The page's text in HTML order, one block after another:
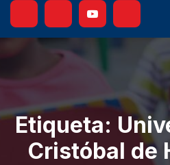
Etiqueta:
Cristóbal de